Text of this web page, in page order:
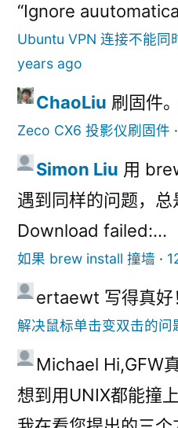
“Ignore
Ubuntu VPN 连接不能同
years ago
ChaoLiu 刷固件。
Zeco CX6 投影仪刷固件 ·
Simon Liu 用
遇到同样的问题，
Download failed:...
如果 brew install 撞墙 ·
ertaewt 写得真好
解决鼠标单击变双击的问
Michael Hi,GFW
想到用UNIX都能撞上